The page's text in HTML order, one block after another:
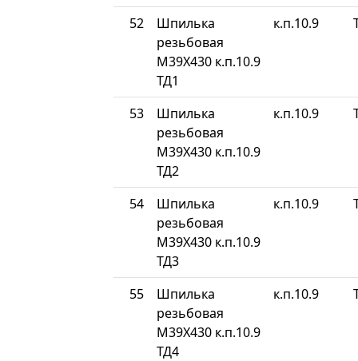
52
Шпилька
резьбовая
М39Х430 к.п.10.9
ТД1
к.п.10.9
53
Шпилька
резьбовая
М39Х430 к.п.10.9
ТД2
к.п.10.9
54
Шпилька
резьбовая
М39Х430 к.п.10.9
ТД3
к.п.10.9
55
Шпилька
резьбовая
М39Х430 к.п.10.9
ТД4
к.п.10.9